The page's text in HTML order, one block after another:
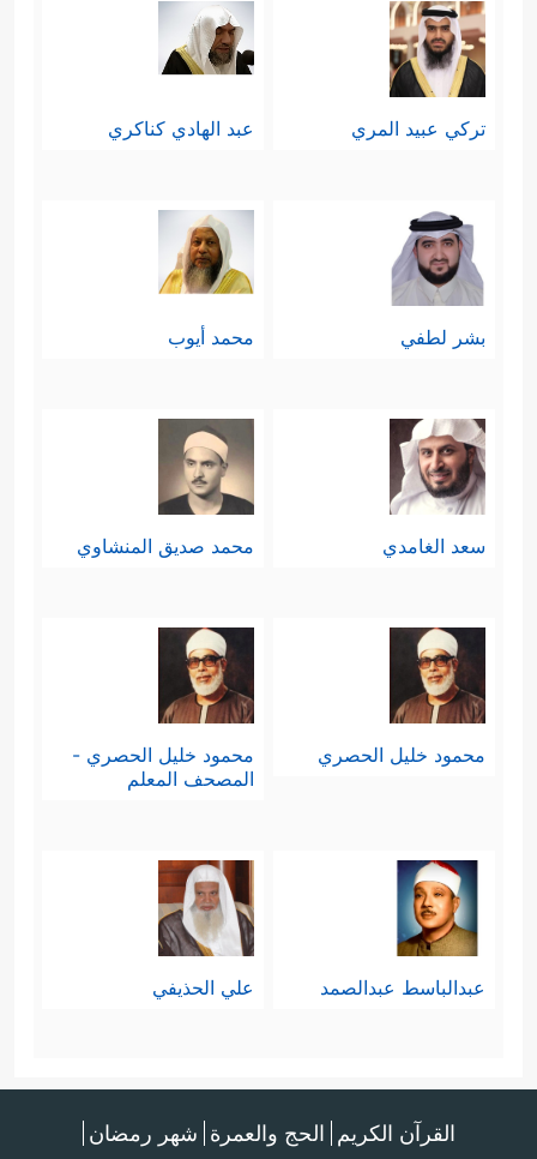
تركي عبيد المري عبد الهادي كناكري
بشر لطفي محمد أيوب
سعد الغامدي محمد صديق المنشاوي
محمود خليل الحصري
محمود خليل الحصري -
المصحف المعلم
عبدالباسط عبدالصمد علي الحذيفي
القرآن الكريم الحج والعمرة شهر رمضان